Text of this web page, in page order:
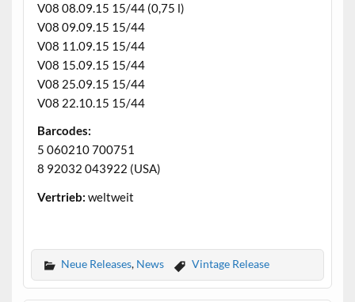
V08 08.09.15 15/44 (0,75 l)
V08 09.09.15 15/44
V08 11.09.15 15/44
V08 15.09.15 15/44
V08 25.09.15 15/44
V08 22.10.15 15/44
Barcodes:
5 060210 700751
8 92032 043922 (USA)
Vertrieb: weltweit
Neue Releases, News Vintage Release